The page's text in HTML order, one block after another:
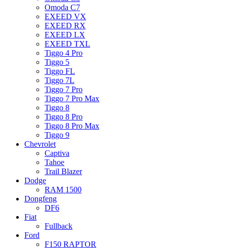
Omoda C7
EXEED VX
EXEED RX
EXEED LX
EXEED TXL
Tiggo 4 Pro
Tiggo 5
Tiggo FL
Tiggo 7L
Tiggo 7 Pro
Tiggo 7 Pro Max
Tiggo 8
Tiggo 8 Pro
Tiggo 8 Pro Max
Tiggo 9
Chevrolet
Captiva
Tahoe
Trail Blazer
Dodge
RAM 1500
Dongfeng
DF6
Fiat
Fullback
Ford
F150 RAPTOR